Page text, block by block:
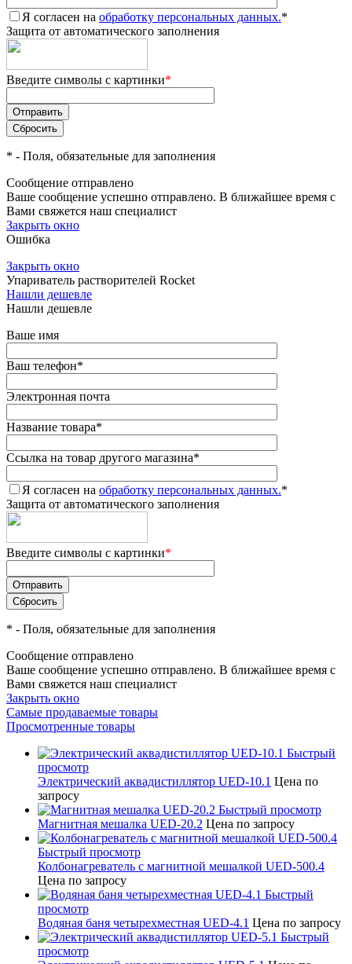
Я согласен на обработку персональных данных.*
Защита от автоматического заполнения
Введите символы с картинки*
* - Поля, обязательные для заполнения
Сообщение отправлено
Ваше сообщение успешно отправлено. В ближайшее время с
Вами свяжется наш специалист
Закрыть окно
Ошибка
Закрыть окно
Упариватель растворителей Rocket
Нашли дешевле
Нашли дешевле
Ваше имя
Ваш телефон*
Электронная почта
Название товара*
Ссылка на товар другого магазина*
Я согласен на обработку персональных данных.*
Защита от автоматического заполнения
Введите символы с картинки*
* - Поля, обязательные для заполнения
Сообщение отправлено
Ваше сообщение успешно отправлено. В ближайшее время с
Вами свяжется наш специалист
Закрыть окно
Самые продаваемые товары
Просмотренные товары
Быстрый
просмотр
Электрический аквадистиллятор UED-10.1 Цена по
запросу
Быстрый просмотр
Магнитная мешалка UED-20.2 Цена по запросу
Быстрый просмотр
Колбонагреватель с магнитной мешалкой UED-500.4
Цена по запросу
Быстрый
просмотр
Водяная баня четырехместная UED-4.1 Цена по запросу
Быстрый
просмотр